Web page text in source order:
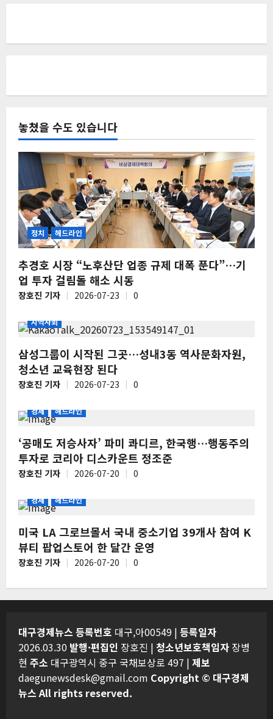
놓쳤을 수도 있습니다
정치 헤드라인
추경호 시장 “노후산단 업종 규제 대폭 푼다”…기
업 투자 걸림돌 해소 시동
장호진 기자 2026-07-23 0
지역사회
삼성그룹이 시작된 그곳…성내3동 역사문화자원,
청소년 교육현장 된다
장호진 기자 2026-07-23 0
경제 헤드라인
‘공매도 저승사자’ 파미 콰디르, 한국행…행동주의
투자로 코리아 디스카운트 정조준
장호진 기자 2026-07-20 0
경제 헤드라인
미국 LA 그로브몰서 국내 중소기업 39개사 참여 K
뷰티 팝업스토어 한 달간 운영
장호진 기자 2026-07-20 0
대구경제뉴스 등록번호 대구,아00549 | 등록일자
2026.03.30 발행·편집인 장호진 | 청소년보호책임자 장병
현 주소 대구광역시 중구 국채보상로 497 | 제보
daegunewsdesk@gmail.com Copyright © 대구경제
뉴스 All rights reserved.